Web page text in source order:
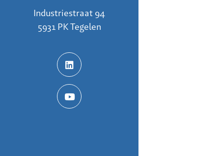
Industriestraat 94
5931 PK Tegelen